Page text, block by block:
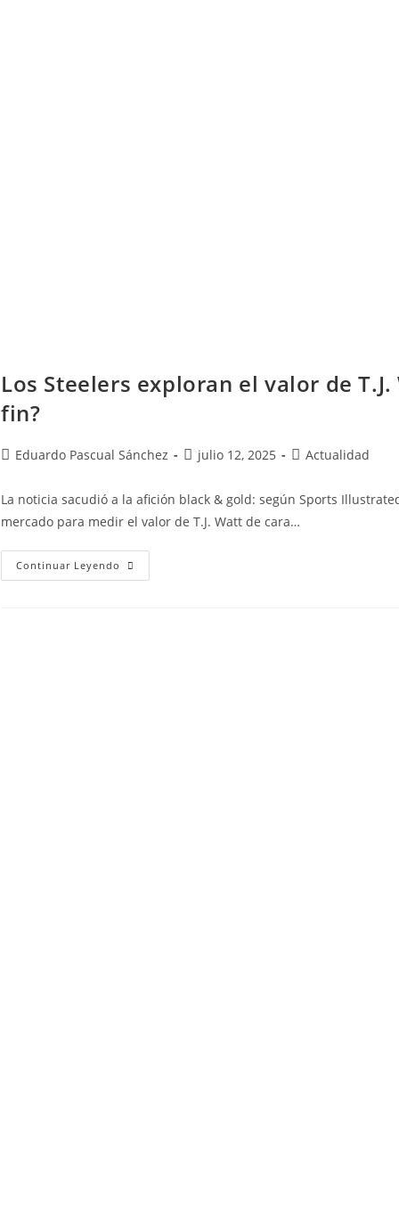
Los Steelers exploran el valor de
fin?
Eduardo Pascual Sánchez julio 12, 2025 Actualidad
La noticia sacudió a la afición black & gold: según Sports
mercado para medir el valor de T.J. Watt de cara…
Continuar Leyendo